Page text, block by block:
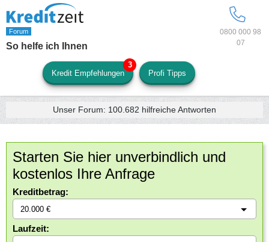
0800 000 98
07
So helfe ich Ihnen
Kredit Empfehlungen Profi Tipps
Unser Forum: 100.682 hilfreiche Antworten
Starten Sie hier unverbindlich und
kostenlos Ihre Anfrage
Kreditbetrag:
Laufzeit: